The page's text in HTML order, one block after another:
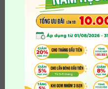
XEM CHI TIẾT→